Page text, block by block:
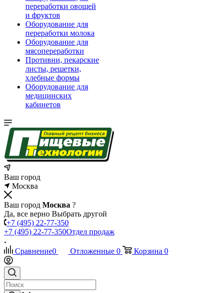
переработки овощей
и фруктов
Оборудование для
переработки молока
Оборудование для
мясопереработки
Противни, пекарские
листы, решетки,
хлебные формы
Оборудование для
медицинских
кабинетов
Ваш город
Москва
Ваш город Москва ?
Да, все верно Выбрать другой
+7 (495) 22-77-350
+7 (495) 22-77-350Отдел продаж
Сравнение0 Отложенные 0 Корзина 0